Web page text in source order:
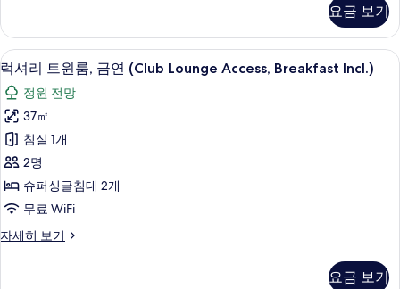
기
기
(Club
Lounge
Access,
Breakfast
Incl.)
사
진
모
두
보
기
윈
룸,
금
연
(Club
Lounge
Access,
Breakfast
Incl.)
자
세
히
기
요금 보기
럭
셔
리
트
윈
룸,
금
연
(Club
미니바, 객실 내 금고, 책상, 다리미/다
4
럭셔리 트윈룸, 금연 (Club Lounge Access, Breakfast Incl.)
정원 전망
37㎡
침실 1개
2명
슈퍼싱글침대 2개
무료 WiFi
자세히 보기
럭
요금 보기